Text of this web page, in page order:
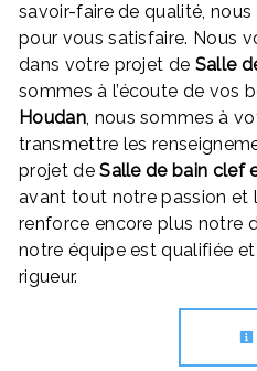
savoir-faire de qualité,
pour vous satisfaire. Nous
dans votre projet de Salle
sommes à l’écoute de vos
Houdan, nous sommes à
transmettre les
projet deSalle de bain clef
avant tout notre passion et
renforce encore plus notre
notre équipe est qualifiée
rigueur.